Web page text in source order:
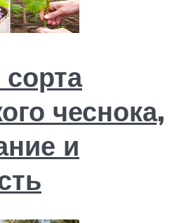
чеснока,
и